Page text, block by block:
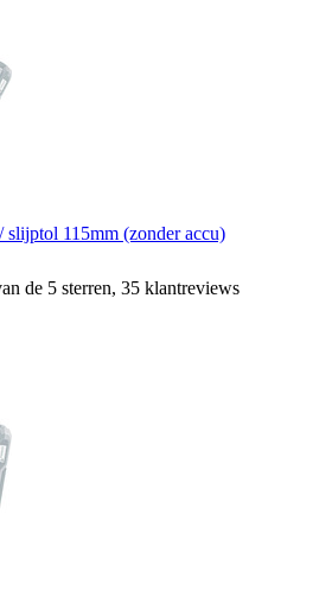
115mm (zonder accu)
de 5 sterren, 35 klantreviews